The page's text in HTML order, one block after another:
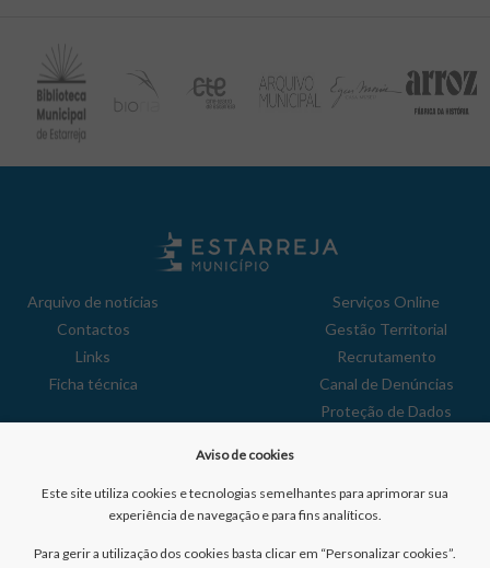
Arquivo de notícias
Contactos
Links
Ficha técnica
Serviços Online
Gestão Territorial
Recrutamento
Canal de Denúncias
Proteção de Dados
Reclamações
Aviso de cookies
Este site utiliza cookies e tecnologias semelhantes para aprimorar sua
experiência de navegação e para fins analíticos.
Para gerir a utilização dos cookies basta clicar em “Personalizar cookies”.